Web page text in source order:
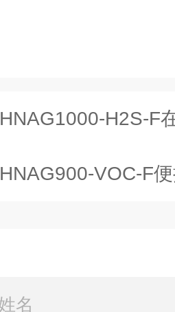
HNAG1000-H2S-F在线式硫
HNAG900-VOC-F便携式voc